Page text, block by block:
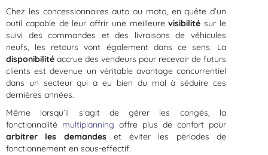
Chez les concessionnaires auto ou moto, en quête d’un
outil capable de leur offrir une meilleurevisibilité sur le
suivi des commandes et des livraisons de véhicules
neufs, les retours vont également dans ce sens. La
disponibilité accrue des vendeurs pour recevoir de futurs
clients est devenue un véritable avantage concurrentiel
dans un secteur qui a eu bien du mal à séduire ces
dernières années.
Même lorsqu’il s’agit de gérer les congés, la
fonctionnalité multiplanning offre plus de confort pour
arbitrer les demandeset éviter les périodes de
fonctionnement en sous-effectif.